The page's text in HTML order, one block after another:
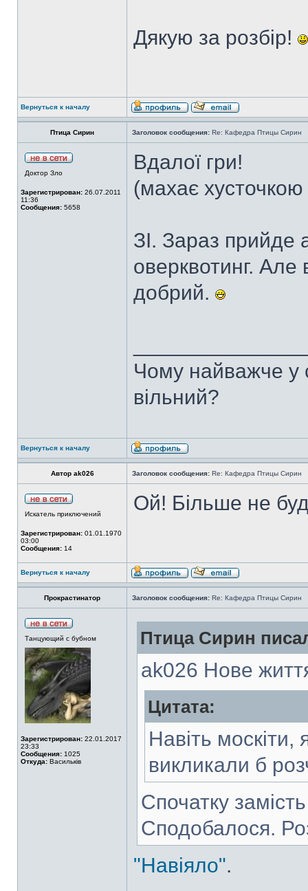
Дякую за розбір!
Вернуться к началу
Птица Сирин Заголовок сообщения: Re: Кафедра Птицы Сирин
Доктор Зло
Зарегистрирован: 26.07.2011
11:36
Сообщения: 5658
Вдалої гри!
(махає хусточкою
ЗІ. Зараз прийде
оверквотинг. Але
добрий.
Чому найважче у
вільний?
Вернуться к началу
Автор ak026 Заголовок сообщения: Re: Кафедра Птицы Сирин
Искатель приключений
Зарегистрирован: 01.01.1970
03:00
Сообщения: 14
Ой! Більше не
Вернуться к началу
Прокрастинатор Заголовок сообщения: Re: Кафедра Птицы Сирин
Танцующий с бубном
Зарегистрирован: 22.01.2017
23:33
Сообщения: 1025
Откуда: Васильків
Птица Сирин
ak026 Нове
Цитата:
Навіть москіти,
викликали б
Спочатку
Сподобалося.
"Навіяло".